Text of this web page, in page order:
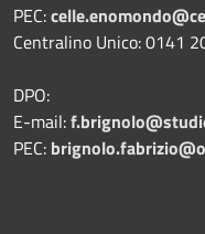
PEC:
Centralino Unico: 0141
DPO:
E-mail:
PEC: